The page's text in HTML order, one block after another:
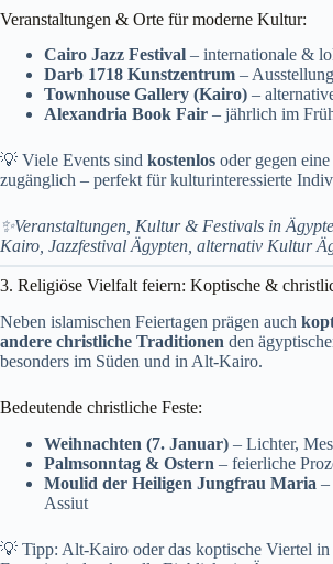
Veranstaltungen & Orte für moderne Kultur:
Cairo Jazz Festival – internationale &
Darb 1718 Kunstzentrum –
Townhouse Gallery (Kairo) –
Alexandria Book Fair – jährlich im
💡 Viele Events sind kostenlos oder gegen
zugänglich – perfekt für kulturinteressierte
✨Veranstaltungen, Kultur & Festivals in
Kairo, Jazzfestival Ägypten, alternativ Kultur
3. Religiöse Vielfalt feiern: Koptische &
Neben islamischen Feiertagen prägen auch
andere christliche Traditionen den
besonders im Süden und in Alt-Kairo.
Bedeutende christliche Feste:
Weihnachten (7. Januar) – Lichter,
Palmsonntag & Ostern – feierliche
Moulid der Heiligen Jungfrau Maria –
Assiut
💡 Tipp: Alt-Kairo oder das koptische Viertel